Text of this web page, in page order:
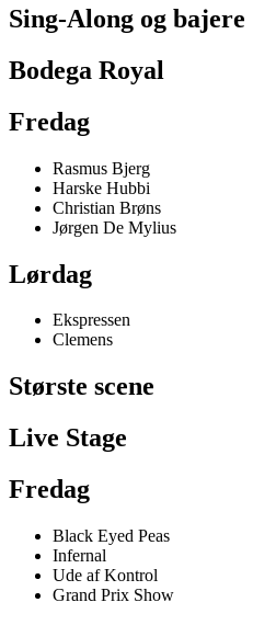
Sing-Along og bajere
Bodega Royal
Fredag
Rasmus Bjerg
Harske Hubbi
Christian Brøns
Jørgen De Mylius
Lørdag
Ekspressen
Clemens
Største scene
Live Stage
Fredag
Black Eyed Peas
Infernal
Ude af Kontrol
Grand Prix Show